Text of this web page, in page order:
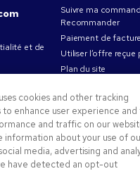
et de
vente
Suivre ma
Recommander
Paiement de
Utiliser l’offre reçue
Plan du site
cookies and other tracking
enhance user experience and
and traffic on our
information about your use of
media, advertising and
have detected an opt-out